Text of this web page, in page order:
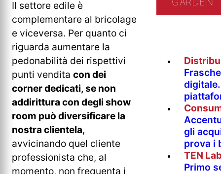
Il settore edile è
complementare al bricolage
e viceversa. Per quanto ci
riguarda aumentare la
pedonabilità dei rispettivi
punti vendita con dei
corner dedicati, se non
addirittura con degli show
room può diversificare la
nostra clientela,
avvicinando quel cliente
professionista che, al
momento, non frequenta i
gli
prova i
TEN
Primo